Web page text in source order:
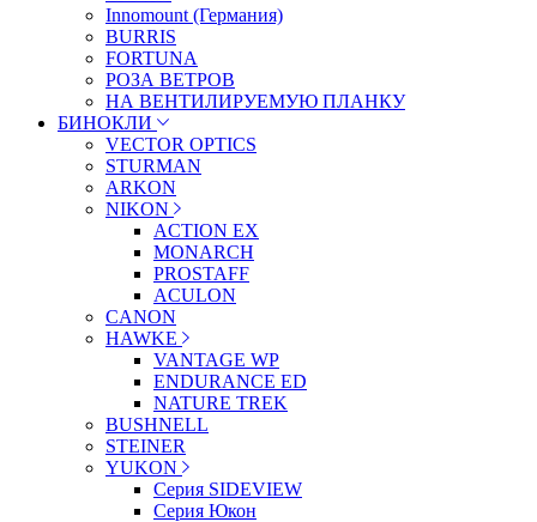
Innomount (Германия)
BURRIS
FORTUNA
РОЗА ВЕТРОВ
НА ВЕНТИЛИРУЕМУЮ ПЛАНКУ
БИНОКЛИ
VECTOR OPTICS
STURMAN
ARKON
NIKON
ACTION EX
MONARCH
PROSTAFF
ACULON
CANON
HAWKE
VANTAGE WP
ENDURANCE ED
NATURE TREK
BUSHNELL
STEINER
YUKON
Серия SIDEVIEW
Серия Юкон